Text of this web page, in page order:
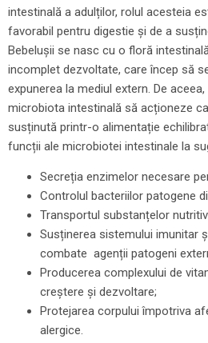
intestinală a adulților, rolul acesteia
favorabil pentru digestie și de a
Bebelușii se nasc cu o floră
incomplet dezvoltate, care încep să
expunerea la mediul extern. De
microbiota intestinală să acționeze
susținută printr-o alimentație
funcții ale microbiotei intestinale la
Secreția enzimelor necesare
Controlul bacteriilor patogene
Transportul substanțelor
Susținerea sistemului imunitar
combate agenții patogeni
Producerea complexului de
creștere și dezvoltare;
Protejarea corpului împotriva
alergice.